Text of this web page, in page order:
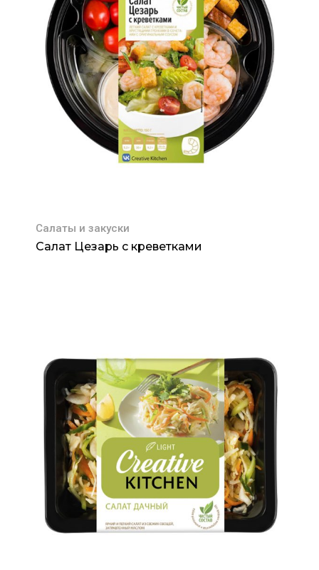
Салаты и закуски
Салат Цезарь с креветками